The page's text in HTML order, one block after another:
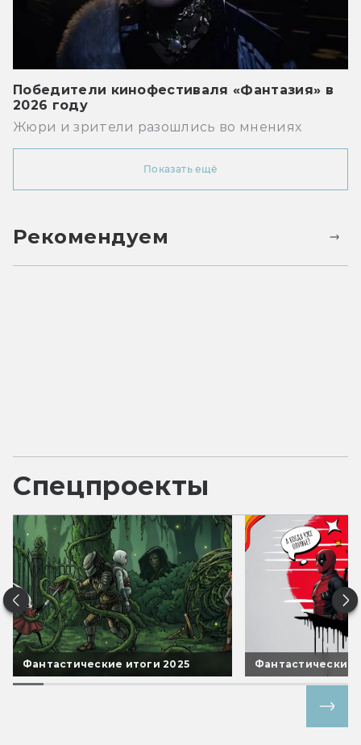
Победители кинофестиваля «Фантазия» в
2026 году
Жюри и зрители разошлись во мнениях
Показать ещё
Рекомендуем
Спецпроекты
Фантастические итоги 2025 Фантастические